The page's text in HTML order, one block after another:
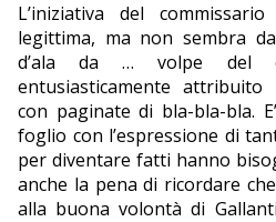
L’iniziativa del
legittima, ma non sembra
d’ala da … volpe del
entusiasticamente
con paginate di bla-bla-bla.
foglio con l’espressione di
per diventare fatti hanno
anche la pena di ricordare
alla buona volontà di